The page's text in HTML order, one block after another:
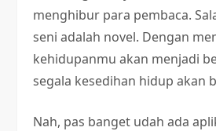
menghibur para pembaca.
seni adalah novel. Dengan
kehidupanmu akan menjadi
segala kesedihan hidup akan
Nah, pas banget udah ada